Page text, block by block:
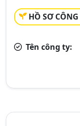
HỒ SƠ CÔNG
Tên công ty: